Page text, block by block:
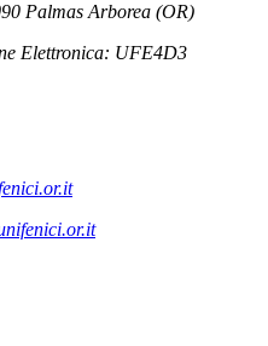
Palmas Arborea (OR)
Elettronica: UFE4D3